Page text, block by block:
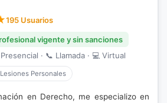
195 Usuarios
vigente y sin sanciones
· 📞 Llamada · 💻 Virtual
Personales
en Derecho, me especializo en